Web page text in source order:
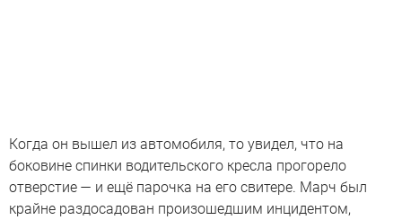
Когда он вышел из автомобиля, то увидел, что на
боковине спинки водительского кресла прогорело
отверстие — и ещё парочка на его свитере. Марч был
крайне раздосадован произошедшим инцидентом,